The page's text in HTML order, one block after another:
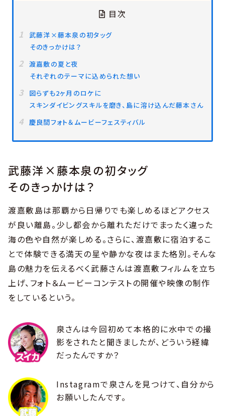
目次
武藤洋×藤本泉の初タッグ
そのきっかけは？
渡嘉敷の夏と夜
それぞれのテーマに込められた想い
図らずも2ヶ月のロケに
スキンダイビングスキルを磨き、島に溶け込んだ藤本さん
慶良間フォト＆ムービーフェスティバル
武藤洋×藤本泉の初タッグ
そのきっかけは？
渡嘉敷島は那覇から日帰りでも楽しめるほどアクセス
が良い離島。少し都会から離れただけでまったく違った
海の色や自然が楽しめる。さらに、渡嘉敷に宿泊するこ
とで体験できる満天の星や静かな夜はまた格別。そんな
島の魅力を伝えるべく武藤さんは渡嘉敷フィルムを立ち
上げ、フォト＆ムービーコンテストの開催や映像の制作
をしているという。
泉さんは今回初めて本格的に水中での撮
影をされたと聞きましたが、どういう経緯
だったんですか？
Instagramで泉さんを見つけて、自分から
お願いしたんです。